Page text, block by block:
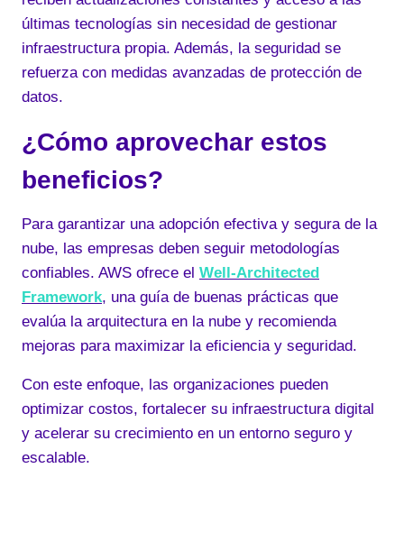
últimas tecnologías sin necesidad de gestionar
infraestructura propia. Además, la seguridad se
refuerza con medidas avanzadas de protección de
datos.
¿Cómo aprovechar estos
beneficios?
Para garantizar una adopción efectiva y segura de la
nube, las empresas deben seguir metodologías
confiables. AWS ofrece el Well-Architected
Framework, una guía de buenas prácticas que
evalúa la arquitectura en la nube y recomienda
mejoras para maximizar la eficiencia y seguridad.
Con este enfoque, las organizaciones pueden
optimizar costos, fortalecer su infraestructura digital
y acelerar su crecimiento en un entorno seguro y
escalable.